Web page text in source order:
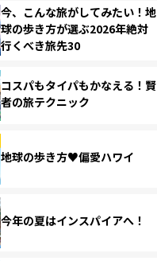
今、こんな旅がしてみたい！地
球の歩き方が選ぶ2026年絶対
行くべき旅先30
コスパもタイパもかなえる！賢
者の旅テクニック
地球の歩き方♥偏愛ハワイ
今年の夏はインスパイアへ！